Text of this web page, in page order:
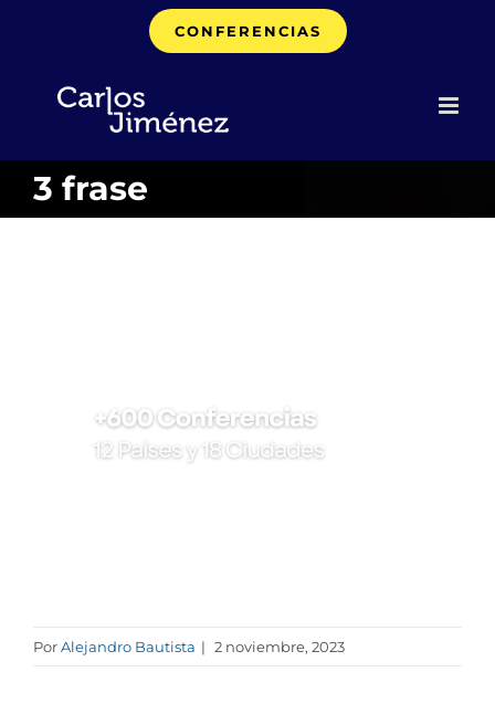
CONFERENCIAS
3 frase
PorAlejandro Bautista | 2 noviembre, 2023